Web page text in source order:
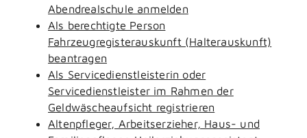
Abendrealschule anmelden
Als berechtigte Person
Fahrzeugregisterauskunft (Halterauskunft)
beantragen
Als Servicedienstleisterin oder
Servicedienstleister im Rahmen der
Geldwäscheaufsicht registrieren
Altenpfleger, Arbeitserzieher, Haus- und